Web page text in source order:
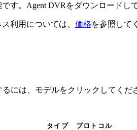
す。Agent DVRをダウンロードし
利用については、 価格を参照して
には、モデルをクリックしてくだ
タイプ プロトコル